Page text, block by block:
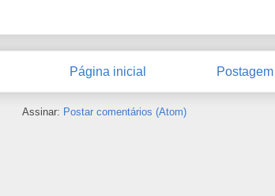
Página inicial
Assinar: Postar comentários (Atom)